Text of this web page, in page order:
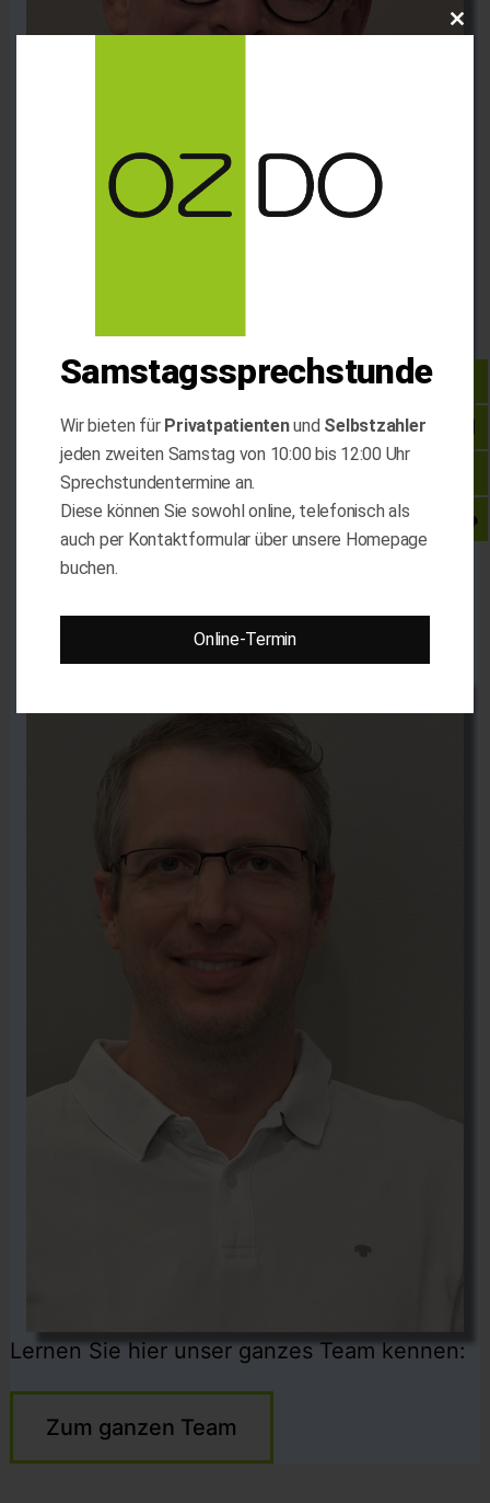
Andreas Grahl
Wemhöner
Lernen Sie hier unser ganzes Team kennen:
Zum ganzen Team
Samstagssprechstunde
Wir bieten für Privatpatientenund Selbstzahler
jeden zweiten Samstag von 10:00 bis 12:00 Uhr
Sprechstundentermine an.
Diese können Sie sowohl online, telefonisch als
auch per Kontaktformular über unsere Homepage
buchen.
Online-Termin